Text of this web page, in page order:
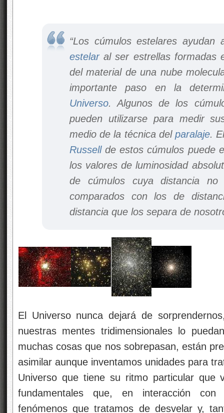
“Los cúmulos estelares
estelaral ser estrellas formadas
del material de una nube
importante paso en la
Universo. Algunos de los
pueden utilizarse para medir
medio de la técnica delparalaje.
Russellde estos cúmulos puede
los valores de luminosidad
de cúmulos cuya distancia
comparados con los de
distancia que los separa de
El Universo nunca dejará de
nuestras mentes tridimensionales lo
muchas cosas que nos sobrepasan, están
asimilar aunque inventamos unidades para
Universo que tiene su ritmo particular que
fundamentales que, en interacción
fenómenos que tratamos de desvelar y,